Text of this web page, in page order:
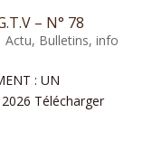
– N° 78
Actu, Bulletins, info
: UN
Télécharger